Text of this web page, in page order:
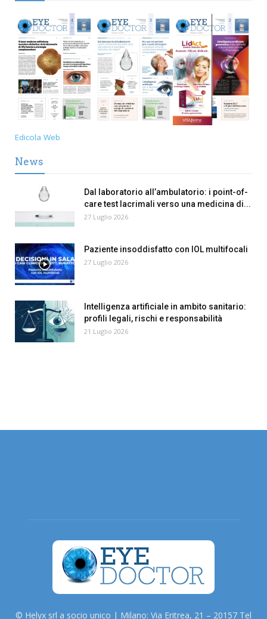
Edicola Web
News
Dal laboratorio all’ambulatorio: i point-of-
care test lacrimali verso una medicina di...
27 Luglio 2026
Paziente insoddisfatto con IOL multifocali
27 Luglio 2026
Intelligenza artificiale in ambito sanitario:
profili legali, rischi e responsabilità
21 Luglio 2026
© Helyx srl a socio unico | Milano: Via Eritrea, 21 – 20157 Tel